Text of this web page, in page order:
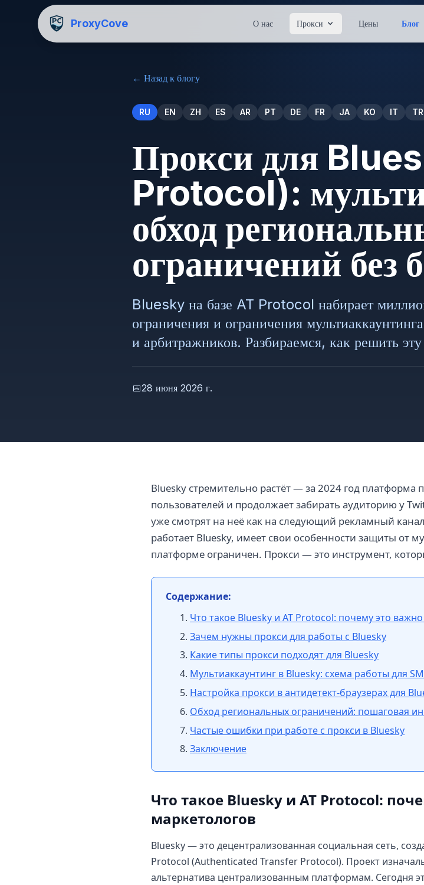
ProxyCove О нас Прокси Цены Блог
← Назад к блогу
RU EN ZH ES AR PT DE FR JA KO IT TR
Прокси для
Protocol):
обход
ограничений без
Bluesky на базе AT Protocol набирает
ограничения и ограничения
и арбитражников. Разбираемся, как решить
📅28 июня 2026 г.
Bluesky стремительно растёт — за 2024 год
пользователей и продолжает забирать аудиторию у
уже смотрят на неё как на следующий рекламный
работает Bluesky, имеет свои особенности защиты от
платформе ограничен. Прокси — это инструмент,
Содержание:
Что такое Bluesky и AT Protocol: почему это
Зачем нужны прокси для работы с Bluesky
Какие типы прокси подходят для Bluesky
Мультиаккаунтинг в Bluesky: схема работы для
Настройка прокси в антидетект-браузерах для
Обход региональных ограничений: пошаговая
Частые ошибки при работе с прокси в Bluesky
Заключение
Что такое Bluesky и AT Protocol:
маркетологов
Bluesky — это децентрализованная социальная сеть,
Protocol (Authenticated Transfer Protocol). Проект
альтернатива централизованным платформам. Сегодня